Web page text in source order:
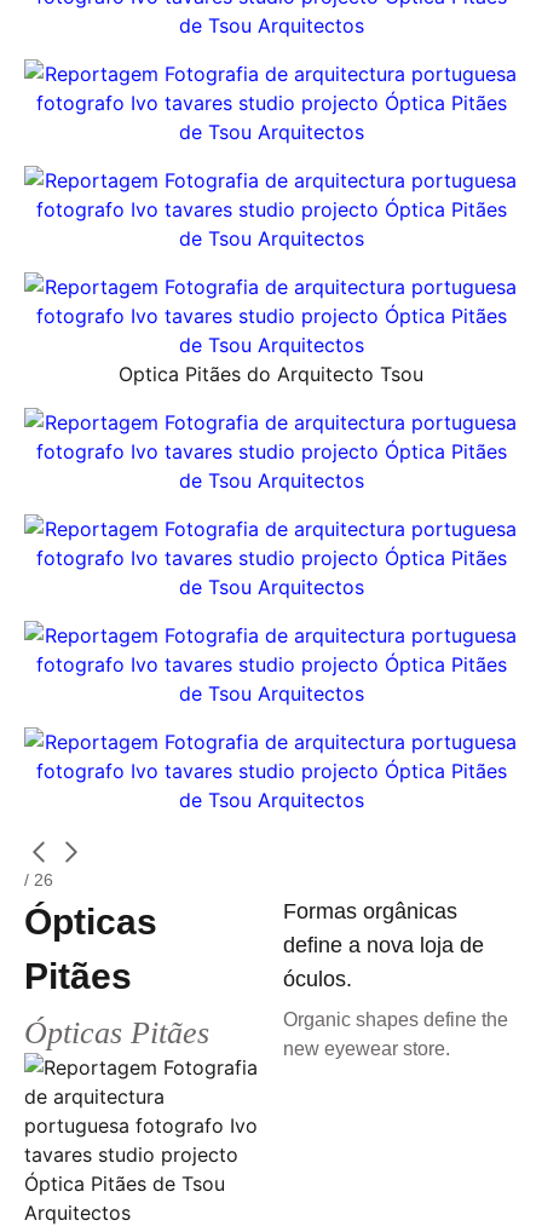
Optica Pitães do Arquitecto Tsou
/ 26
Ópticas
Pitães
Ópticas Pitães
Formas orgânicas
define a nova loja de
óculos.
Organic shapes define the
new eyewear store.